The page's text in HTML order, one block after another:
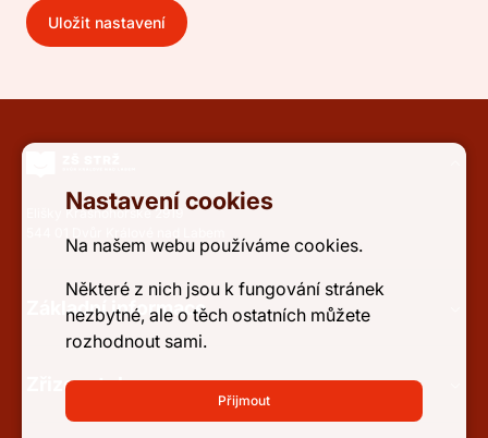
Uložit nastavení
Elišky Krásnohorské 2919
Základní informace
Zřizovatel
Nastavení cookies
Na našem webu používáme cookies.
Některé z nich jsou k fungování stránek
nezbytné, ale o těch ostatních můžete
rozhodnout sami.
Přijmout